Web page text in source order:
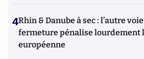
4Rhin & Danube à sec : l’autre
fermeture pénalise lourdement
européenne